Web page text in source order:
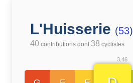
L'Huisserie (53)
40 contributions dont 38 cyclistes
3.46